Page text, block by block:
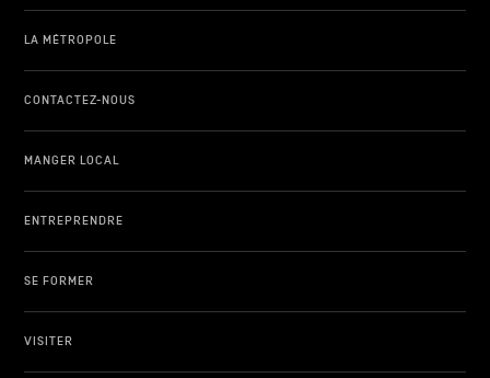
LA MÉTROPOLE
CONTACTEZ-NOUS
MANGER LOCAL
ENTREPRENDRE
SE FORMER
VISITER